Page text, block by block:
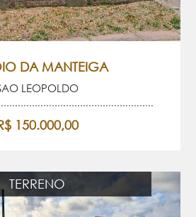
DA MANTEIGA
LEOPOLDO
150.000,00
TERRENO